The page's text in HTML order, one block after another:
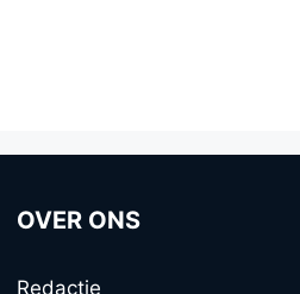
OVER ONS
Redactie